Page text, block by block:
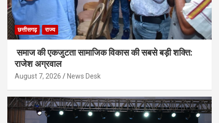
छत्तीसगढ़ राज्य
समाज की एकजुटता सामाजिक विकास की सबसे बड़ी शक्ति:
राजेश अग्रवाल
August 7, 2026 News Desk